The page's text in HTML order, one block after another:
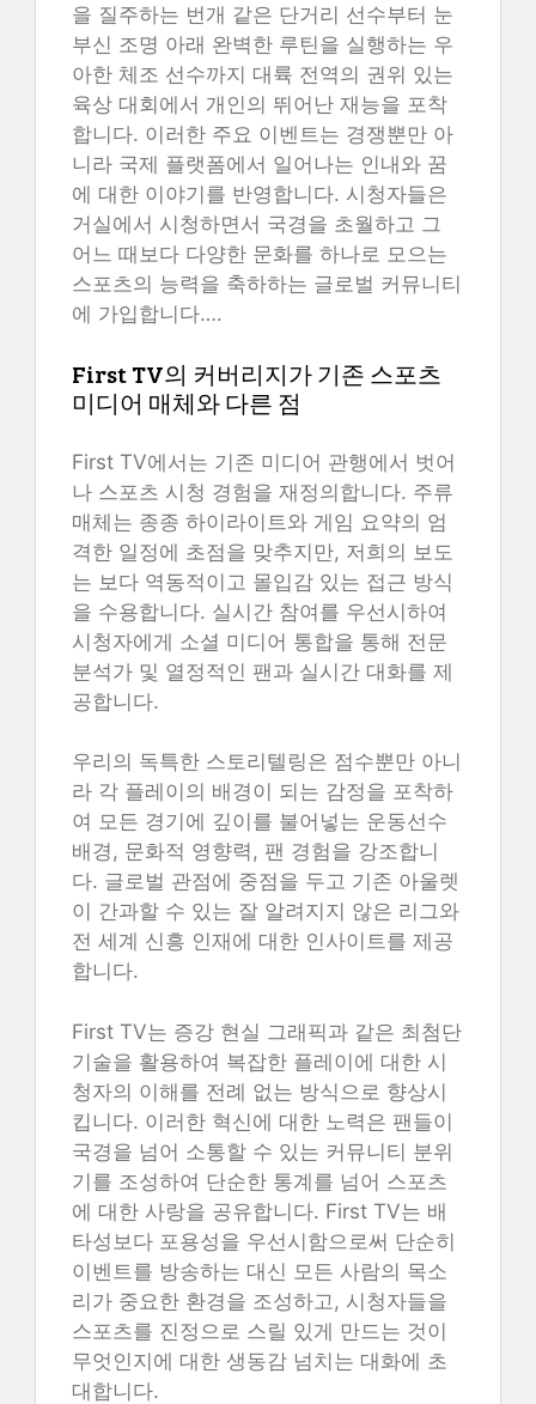
을 질주하는 번개 같은 단거리 선수부터 눈
부신 조명 아래 완벽한 루틴을 실행하는 우
아한 체조 선수까지 대륙 전역의 권위 있는
육상 대회에서 개인의 뛰어난 재능을 포착
합니다. 이러한 주요 이벤트는 경쟁뿐만 아
니라 국제 플랫폼에서 일어나는 인내와 꿈
에 대한 이야기를 반영합니다. 시청자들은
거실에서 시청하면서 국경을 초월하고 그
어느 때보다 다양한 문화를 하나로 모으는
스포츠의 능력을 축하하는 글로벌 커뮤니티
에 가입합니다….
First TV의 커버리지가 기존 스포츠
미디어 매체와 다른 점
First TV에서는 기존 미디어 관행에서 벗어
나 스포츠 시청 경험을 재정의합니다. 주류
매체는 종종 하이라이트와 게임 요약의 엄
격한 일정에 초점을 맞추지만, 저희의 보도
는 보다 역동적이고 몰입감 있는 접근 방식
을 수용합니다. 실시간 참여를 우선시하여
시청자에게 소셜 미디어 통합을 통해 전문
분석가 및 열정적인 팬과 실시간 대화를 제
공합니다.
우리의 독특한 스토리텔링은 점수뿐만 아니
라 각 플레이의 배경이 되는 감정을 포착하
여 모든 경기에 깊이를 불어넣는 운동선수
배경, 문화적 영향력, 팬 경험을 강조합니
다. 글로벌 관점에 중점을 두고 기존 아울렛
이 간과할 수 있는 잘 알려지지 않은 리그와
전 세계 신흥 인재에 대한 인사이트를 제공
합니다.
First TV는 증강 현실 그래픽과 같은 최첨단
기술을 활용하여 복잡한 플레이에 대한 시
청자의 이해를 전례 없는 방식으로 향상시
킵니다. 이러한 혁신에 대한 노력은 팬들이
국경을 넘어 소통할 수 있는 커뮤니티 분위
기를 조성하여 단순한 통계를 넘어 스포츠
에 대한 사랑을 공유합니다. First TV는 배
타성보다 포용성을 우선시함으로써 단순히
이벤트를 방송하는 대신 모든 사람의 목소
리가 중요한 환경을 조성하고, 시청자들을
스포츠를 진정으로 스릴 있게 만드는 것이
무엇인지에 대한 생동감 넘치는 대화에 초
대합니다.